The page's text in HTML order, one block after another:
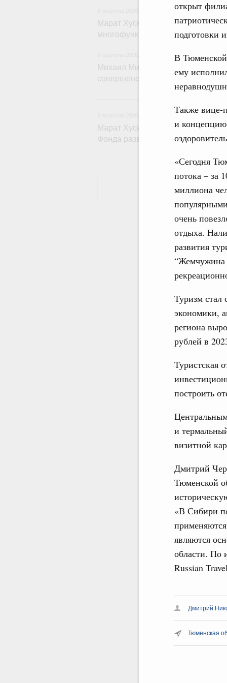
открыт
подготовки
В Тюменской
ему
Также вице-
и концепцию
«Сегодня
потока – за
миллиона
очень
отдыха.
развития
“Жемчужина
Туризм стал
экономики,
региона
рублей в
Туристская
построить
и
визитной
Дмитрий
Тюменской
«В Сибири
являются
области. По
Russian
Дмитрий
Тюменская
Дорожное хозяйство
Марат Хуснуллин: На двух
многофункциональные зоны
Технологическое развитие.
Михаил Мишустин дал поручения
совершенствовании системы
Жилищно-коммунальное
Марат Хуснуллин: Более 4,3 тыс.
Фонда развития территорий